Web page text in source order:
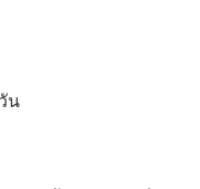
น